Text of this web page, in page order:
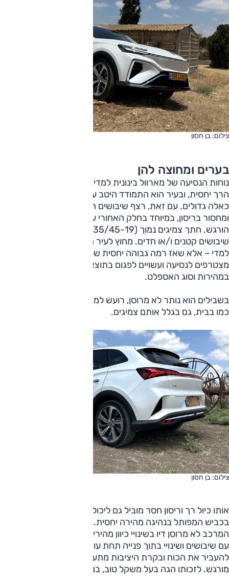
צילום: בן חסון
בערים ומחוצה להן
נוחות הנסיעה של מארוול בינונית למדי. המתלים מכוילים בצד
הרך יחסית, ובעיר הוא התמודד היטב עם שיבושים בודדים, גם
כאלה גדולים. עם זאת, רצף שיבושים הוציא אותו משלוותו
ומחסור בריסון, במיוחד בחלק האחורי עם המעבר על פסי האטה
שיבושים קטנים ו/או חדים. מחוץ לעיר המצב משתפר והרכב נוח
למדי – אלא שאז רמה גבוהה יחסית של רעשי רוח ודרך
מצטרפים לנסיעה ועשויים לפגום בתוצאה הכללית כתלות
במהירות וסוג האספלט.
בשבילים הוא נותר לא מרוסן, רועש למדי ובכלל לא הרגיש בהם
כמו בבית, גם בגלל אותם צמיגים.
צילום: בן חסון
אותו כיול רך וריסון חסר מוביל גם ליכולת דינמית פחות מלבבת
בכביש המפותל בנהיגה מהירה יחסית. זוויות הגלגול גבוהות,
המרכב לא מרוסן דיו בשינויי כיוון מהירים והוא לא מתמודד טוב
עם שיבושים ושינויי בתוך פנייה תחת עומס. לעיתים הוא יתקשה
להעביר את הכוח ובקרת היציבות מתערבת די מוקדם ובאופן
מורגש. לזכותו הגה בעל משקל טוב, במיוחד במצב 'ספורט'.